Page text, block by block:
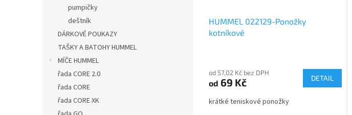
pumpičky
deštník
DÁRKOVÉ POUKAZY
TAŠKY A BATOHY HUMMEL
MÍČE HUMMEL
řada CORE 2.0
řada CORE
řada CORE XK
HUMMEL 022129-Ponožky
kotníkové
od 57,02 Kč bez DPH
od 69 Kč DETAIL
krátké teniskové ponožky